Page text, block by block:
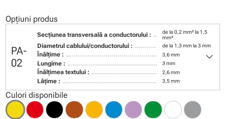
Opțiuni produs
PA-
02
Secţiunea transversală a conductorului :
de la 0,2 mm² la 1,5
mm²
Diametrul cablului/conductorului : de la 1,3 mm la 3 mm
Înălţime : 3,6 mm
Lungime : 3 mm
Înălţimea textului : 2,6 mm
Lăţime : 3,5 mm
keyboard_arrow_down
Culori disponibile